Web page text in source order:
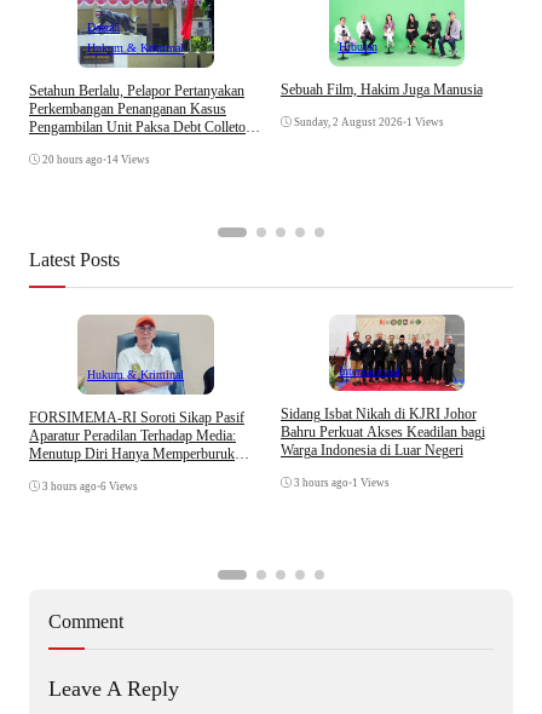
Daerah
Hukum & Kriminal
Setahun Berlalu, Pelapor Pertanyakan
Perkembangan Penanganan Kasus
Pengambilan Unit Paksa Debt Colletor
20 hours ago •14 Views
Hiburan
Sebuah Film, Hakim Juga Manusia
Sunday, 2 August 2026•1 Views
Latest Posts
Hukum & Kriminal
​FORSIMEMA-RI Soroti Sikap Pasif
Aparatur Peradilan Terhadap Media:
Menutup Diri Hanya Memperburuk
3 hours ago •6 Views
Internasional
Sidang Isbat Nikah di KJRI Johor
Bahru Perkuat Akses Keadilan bagi
Warga Indonesia di Luar Negeri
3 hours ago •1 Views
Comment
Leave A Reply